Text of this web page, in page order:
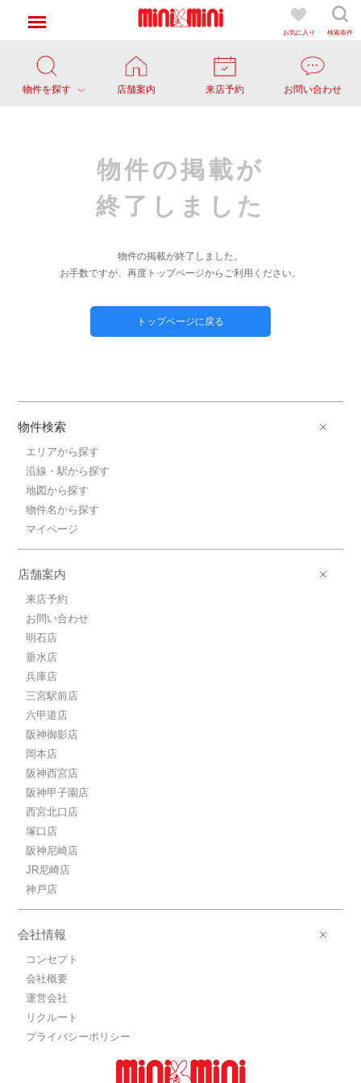
お気に入り 検索条件
物件を探す 店舗案内 来店予約 お問い合わせ
物件の掲載が
終了しました
物件の掲載が終了しました。
お手数ですが、再度トップページからご利用ください。
トップページに戻る
物件検索
エリアから探す
沿線・駅から探す
地図から探す
物件名から探す
マイページ
店舗案内
来店予約
お問い合わせ
明石店
垂水店
兵庫店
三宮駅前店
六甲道店
阪神御影店
岡本店
阪神西宮店
阪神甲子園店
西宮北口店
塚口店
阪神尼崎店
JR尼崎店
神戸店
会社情報
コンセプト
会社概要
運営会社
リクルート
プライバシーポリシー